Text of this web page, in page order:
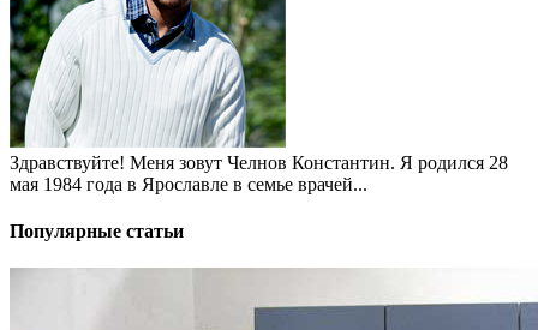
Здравствуйте! Меня зовут Челнов Константин. Я родился 28
мая 1984 года в Ярославле в семье врачей...
Популярные статьи